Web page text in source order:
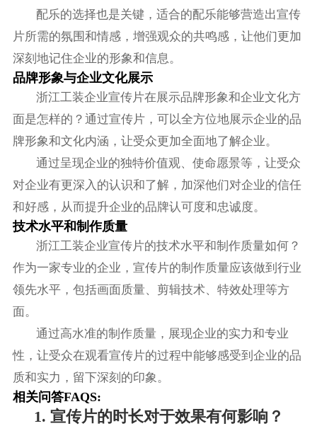
配乐的选择也是关键，适合的配乐能够营造出宣传
片所需的氛围和情感，增强观众的共鸣感，让他们更加
深刻地记住企业的形象和信息。
品牌形象与企业文化展示
浙江工装企业宣传片在展示品牌形象和企业文化方
面是怎样的？通过宣传片，可以全方位地展示企业的品
牌形象和文化内涵，让受众更加全面地了解企业。
通过呈现企业的独特价值观、使命愿景等，让受众
对企业有更深入的认识和了解，加深他们对企业的信任
和好感，从而提升企业的品牌认可度和忠诚度。
技术水平和制作质量
浙江工装企业宣传片的技术水平和制作质量如何？
作为一家专业的企业，宣传片的制作质量应该做到行业
领先水平，包括画面质量、剪辑技术、特效处理等方
面。
通过高水准的制作质量，展现企业的实力和专业
性，让受众在观看宣传片的过程中能够感受到企业的品
质和实力，留下深刻的印象。
相关问答FAQS:
1. 宣传片的时长对于效果有何影响？